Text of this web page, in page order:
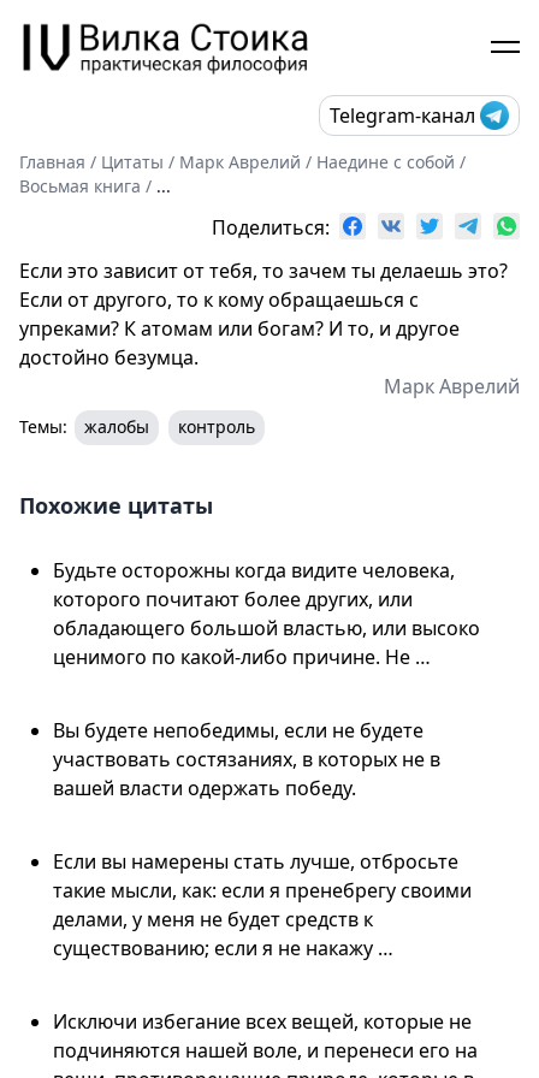
Telegram-канал
Главная / Цитаты / Марк Аврелий / Наедине с собой /
Восьмая книга / ...
Поделиться:
Если это зависит от тебя, то зачем ты делаешь это?
Если от другого, то к кому обращаешься с
упреками? К атомам или богам? И то, и другое
достойно безумца.
Марк Аврелий
Темы: жалобы контроль
Похожие цитаты
Будьте осторожны когда видите человека,
которого почитают более других, или
обладающего большой властью, или высоко
ценимого по какой-либо причине. Не …
Вы будете непобедимы, если не будете
участвовать состязаниях, в которых не в
вашей власти одержать победу.
Если вы намерены стать лучше, отбросьте
такие мысли, как: если я пренебрегу своими
делами, у меня не будет средств к
существованию; если я не накажу …
Исключи избегание всех вещей, которые не
подчиняются нашей воле, и перенеси его на